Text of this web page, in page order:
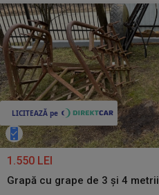
1.550 LEI
Grapă cu grape de 3 și 4 metrii